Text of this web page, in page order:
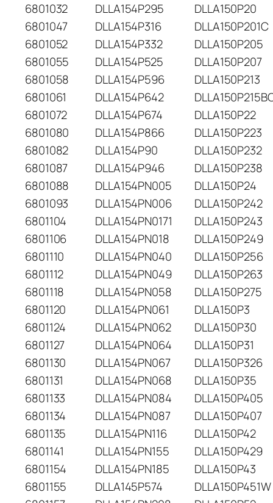
6801032
DLLA154P295
DLLA150P20
6801047
DLLA154P316
DLLA150P201C
6801052
DLLA154P332
DLLA150P205
6801055
DLLA154P525
DLLA150P207
6801058
DLLA154P596
DLLA150P213
6801061
DLLA154P642
6801072
DLLA154P674
DLLA150P22
6801080
DLLA154P866
DLLA150P223
6801082
DLLA154P90
DLLA150P232
6801087
DLLA154P946
DLLA150P238
6801088
DLLA154PN005
DLLA150P24
6801093
DLLA154PN006
DLLA150P242
6801104
DLLA154PN0171
DLLA150P243
6801106
DLLA154PN018
DLLA150P249
6801110
DLLA154PN040
DLLA150P256
6801112
DLLA154PN049
DLLA150P263
6801118
DLLA154PN058
DLLA150P275
6801120
DLLA154PN061
DLLA150P3
6801124
DLLA154PN062
DLLA150P30
6801127
DLLA154PN064
DLLA150P31
6801130
DLLA154PN067
DLLA150P326
6801131
DLLA154PN068
DLLA150P35
6801133
DLLA154PN084
DLLA150P405
6801134
DLLA154PN087
DLLA150P407
6801135
DLLA154PN116
DLLA150P42
6801141
DLLA154PN155
DLLA150P429
6801154
DLLA154PN185
DLLA150P43
6801155
DLLA145P574
DLLA150P451W